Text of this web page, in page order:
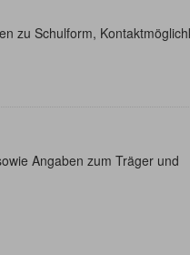
zu Schulform,
Angaben zum Träger und